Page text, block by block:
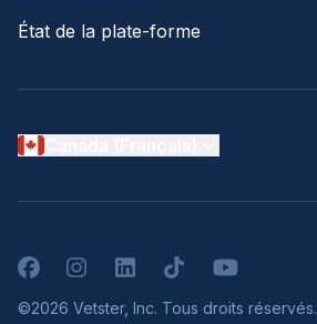
État de la plate-forme
FacebookInstagramLinkedInTikTokYouTube
©2026 Vetster, Inc. Tous droits réservés.